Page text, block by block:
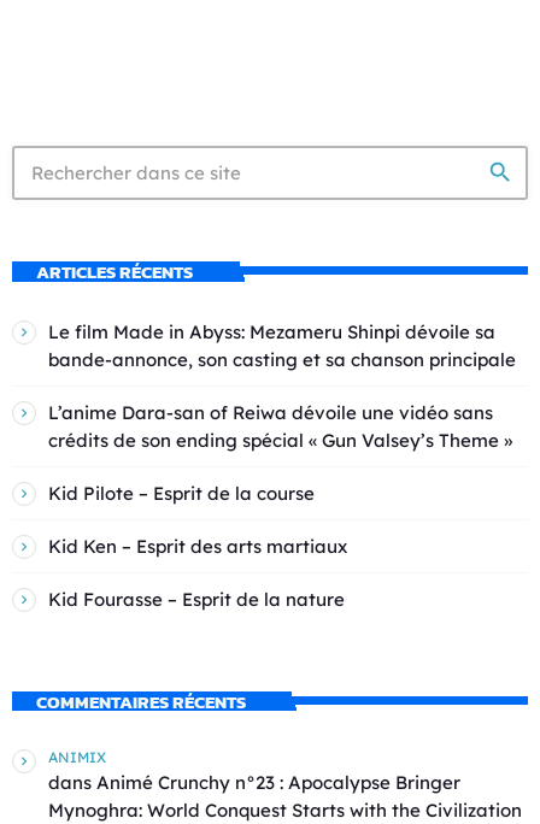
search
ARTICLES RÉCENTS
Le film Made in Abyss: Mezameru Shinpi dévoile sa
bande-annonce, son casting et sa chanson principale
L’anime Dara-san of Reiwa dévoile une vidéo sans
crédits de son ending spécial « Gun Valsey’s Theme »
Kid Pilote – Esprit de la course
Kid Ken – Esprit des arts martiaux
Kid Fourasse – Esprit de la nature
COMMENTAIRES RÉCENTS
ANIMIX
dans Animé Crunchy n°23 : Apocalypse Bringer
Mynoghra: World Conquest Starts with the Civilization